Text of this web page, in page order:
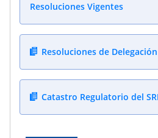
Resoluciones Vigentes
Resoluciones de
Catastro Regulatorio del SRI